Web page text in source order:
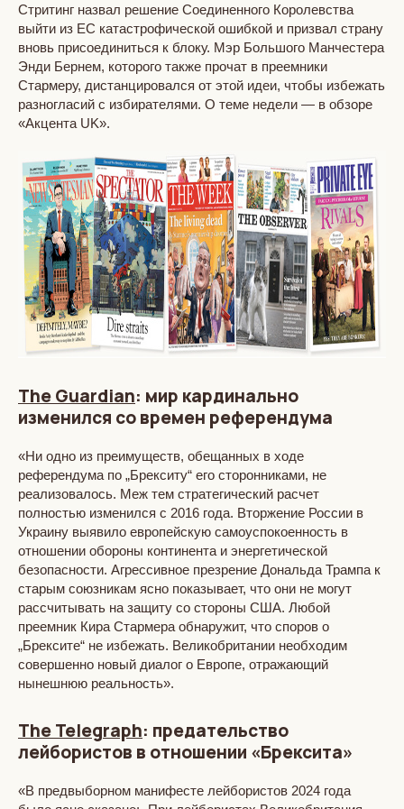
Стритинг назвал решение Соединенного Королевства
выйти из ЕС катастрофической ошибкой и призвал страну
вновь присоединиться к блоку. Мэр Большого Манчестера
Энди Бернем, которого также прочат в преемники
Стармеру, дистанцировался от этой идеи, чтобы избежать
разногласий с избирателями. О теме недели — в обзоре
«Акцента UK».
The Guardian: мир кардинально
изменился со времен референдума
«Ни одно из преимуществ, обещанных в ходе
референдума по „Брекситу“ его сторонниками, не
реализовалось. Меж тем стратегический расчет
полностью изменился с 2016 года. Вторжение России в
Украину выявило европейскую самоуспокоенность в
отношении обороны континента и энергетической
безопасности. Агрессивное презрение Дональда Трампа к
старым союзникам ясно показывает, что они не могут
рассчитывать на защиту со стороны США. Любой
преемник Кира Стармера обнаружит, что споров о
„Брексите“ не избежать. Великобритании необходим
совершенно новый диалог о Европе, отражающий
нынешнюю реальность».
The Telegraph: предательство
лейбористов в отношении «Брексита»
«В предвыборном манифесте лейбористов 2024 года